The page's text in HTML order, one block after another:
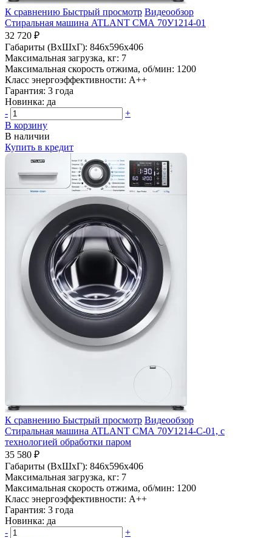
К сравнению Быстрый просмотр Видеообзор
Стиральная машина ATLANT СМА 70У1214-01
32 720 ₽
Габариты (ВхШхГ): 846x596x406
Максимальная загрузка, кг: 7
Максимальная скорость отжима, об/мин: 1200
Класс энергоэффективности: A++
Гарантия: 3 года
Новинка: да
-
+
В корзину
В наличии
Купить в кредит
К сравнению Быстрый просмотр Видеообзор
Стиральная машина ATLANT СМА 70У1214-С-01, с
технологией обработки паром
35 580 ₽
Габариты (ВхШхГ): 846x596x406
Максимальная загрузка, кг: 7
Максимальная скорость отжима, об/мин: 1200
Класс энергоэффективности: A++
Гарантия: 3 года
Новинка: да
-
+